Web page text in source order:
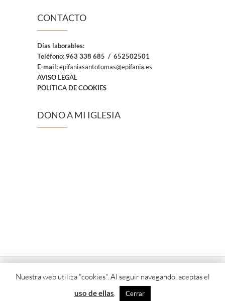
CONTACTO
Días laborables:
Teléfono: 963 338 685 / 652502501
E-mail:epifaniasantotomas@epifania.es
AVISO LEGAL
POLITICA DE COOKIES
DONO A MI IGLESIA
© 2026Parroquia Epifanía del Señor y Santo Tomás de
Nuestra web utiliza "cookies". Al seguir navegando, aceptas el
uso de ellas. Cerrar